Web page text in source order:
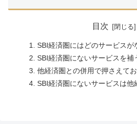
目次
SBI経済圏にはどのサービスが
SBI経済圏にないサービスを補
他経済圏との併用で押さえて
SBI経済圏にないサービスは他